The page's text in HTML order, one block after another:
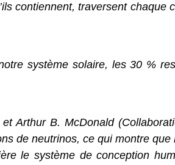
contiennent, traversent chaque
système solaire, les 30 %
Arthur B. McDonald
de neutrinos, ce qui montre
le système de conception